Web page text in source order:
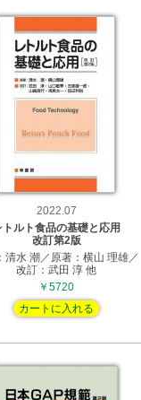
2022.07
トルト食品の基礎と応用
改訂第2版
清水 潮／原著：横山 理雄／
改訂：武田 淳 他
￥5720
カートに入れる